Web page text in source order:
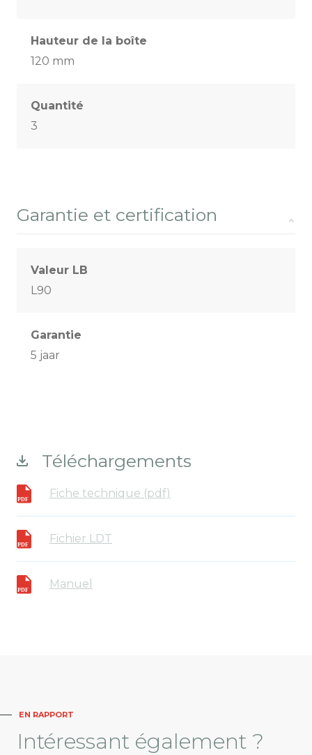
Hauteur de la boîte
120 mm
Quantité
3
Garantie et certification
Valeur LB
L90
Garantie
5 jaar
Téléchargements
Fiche technique (pdf)
Fichier LDT
Manuel
EN RAPPORT
Intéressant également ?